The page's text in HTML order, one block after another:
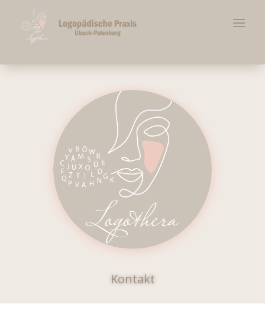
Kontakt